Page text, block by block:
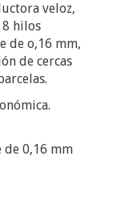
veloz,
8 hilos
de o,16 mm,
de cercas
de 0,16 mm